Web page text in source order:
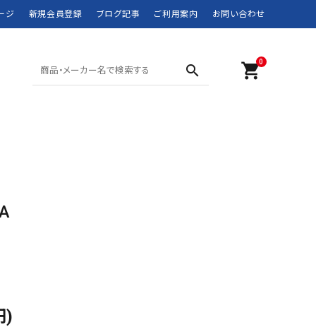
ジ 新規会員登録 ブログ記事 ご利用案内 お問い合わせ
ウンテンウェア
search
0
shopping_cart
)